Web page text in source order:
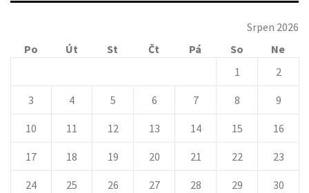
Srpen 2026
Po
Út St Čt Pá So
Ne
1
2
3 4 5 6 7 8 9
10 11 12 13 14 15 16
17 18 19 20 21 22 23
24 25 26 27 28 29 30